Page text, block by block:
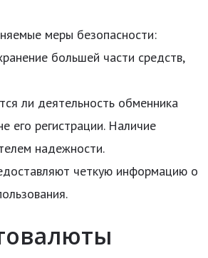
меры безопасности:
большей части средств,
ли деятельность обменника
его регистрации. Наличие
надежности.
четкую информацию о